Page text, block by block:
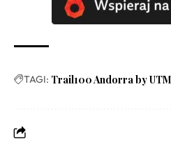
TAGI: Trail100 Andorra by